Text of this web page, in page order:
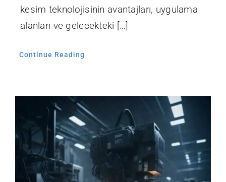
kesim teknolojisinin avantajları, uygulama
alanları ve gelecekteki […]
Continue Reading